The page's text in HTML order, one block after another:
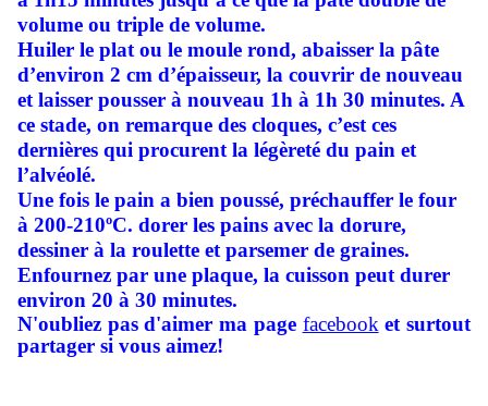
volume ou triple de volume.
Huiler le plat ou le moule rond, abaisser la pâte
d’environ 2 cm d’épaisseur, la couvrir de nouveau
et laisser pousser à nouveau 1h à 1h 30 minutes. A
ce stade, on remarque des cloques, c’est ces
dernières qui procurent la légèreté du pain et
l’alvéolé.
Une fois le pain a bien poussé, préchauffer le four
à 200-210ºC. dorer les pains avec la dorure,
dessiner à la roulette et parsemer de graines.
Enfournez par une plaque, la cuisson peut durer
environ 20 à 30 minutes.
N'oubliez pas d'aimer ma page facebook et surtout
partager si vous aimez!